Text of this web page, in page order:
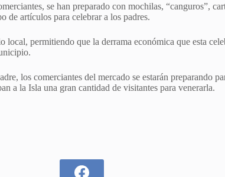
se han preparado con mochilas, “canguros”,
de artículos para celebrar a los padres.
permitiendo que la derrama económica que esta
los comerciantes del mercado se estarán preparando
a la Isla una gran cantidad de visitantes para venerarla.